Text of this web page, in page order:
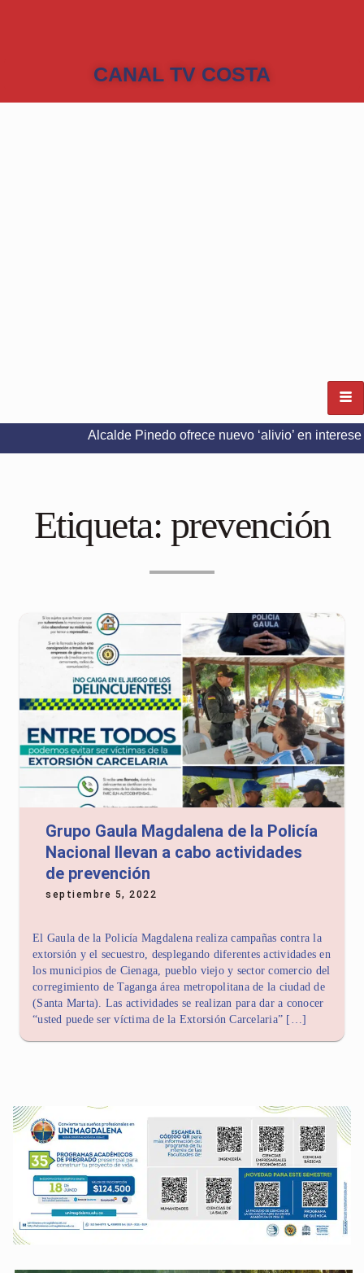
CANAL TV COSTA
Alcalde Pinedo ofrece nuevo ‘alivio’ en intereses del
Etiqueta: prevención
Grupo Gaula Magdalena de la Policía
Nacional llevan a cabo actividades
de prevención
septiembre 5, 2022
El Gaula de la Policía Magdalena realiza campañas contra la
extorsión y el secuestro, desplegando diferentes actividades en
los municipios de Cienaga, pueblo viejo y sector comercio del
corregimiento de Taganga área metropolitana de la ciudad de
(Santa Marta). Las actividades se realizan para dar a conocer
“usted puede ser víctima de la Extorsión Carcelaria” […]